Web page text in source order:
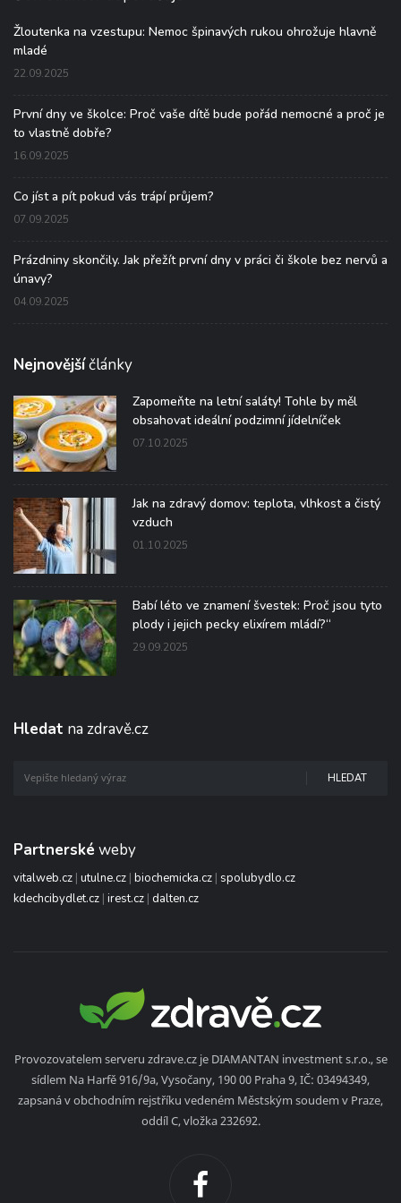
Žloutenka na vzestupu: Nemoc špinavých rukou ohrožuje hlavně
mladé
22.09.2025
První dny ve školce: Proč vaše dítě bude pořád nemocné a proč je
to vlastně dobře?
16.09.2025
Co jíst a pít pokud vás trápí průjem?
07.09.2025
Prázdniny skončily. Jak přežít první dny v práci či škole bez nervů a
únavy?
04.09.2025
Nejnovějšíčlánky
Zapomeňte na letní saláty! Tohle by měl
obsahovat ideální podzimní jídelníček
07.10.2025
Jak na zdravý domov: teplota, vlhkost a čistý
vzduch
01.10.2025
Babí léto ve znamení švestek: Proč jsou tyto
plody i jejich pecky elixírem mládí?“
29.09.2025
Hledat na zdravě.cz
HLEDAT
Partnerské weby
vitalweb.cz | utulne.cz | biochemicka.cz | spolubydlo.cz
kdechcibydlet.cz | irest.cz | dalten.cz
Provozovatelem serveru zdrave.cz je DIAMANTAN investment s.r.o., se
sídlem Na Harfě 916/9a, Vysočany, 190 00 Praha 9, IČ: 03494349,
zapsaná v obchodním rejstříku vedeném Městským soudem v Praze,
oddíl C, vložka 232692.